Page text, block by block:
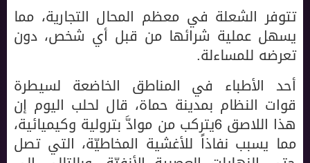
تتوفر الشعلة في معظم المحال التجارية، مما
يسهل عملية شرائها من قبل أي شخص، دون
تعرضه للمساءلة.
أحد الأطباء في المناطق الخاضعة لسيطرة
قوات النظام بمدينة حماة، قال لحلب اليوم إن
هذا اللاصق 6يتركب من موادَّ بترولية وكيميائية،
مما يسبب نفاذاً للأغشية المخاطيّة، التي تصل